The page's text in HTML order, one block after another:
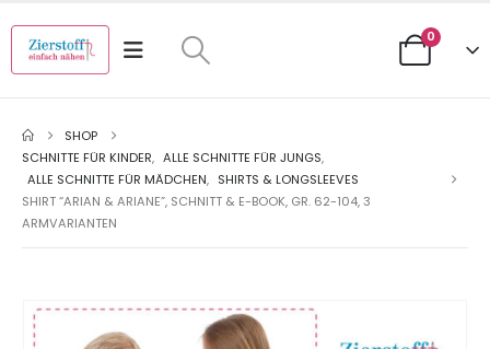
0
SHOP
SCHNITTE FÜR KINDER, ALLE SCHNITTE FÜR JUNGS,
ALLE SCHNITTE FÜR MÄDCHEN, SHIRTS & LONGSLEEVES
SHIRT “ARIAN & ARIANE”, SCHNITT & E-BOOK, GR. 62-104, 3
ARMVARIANTEN